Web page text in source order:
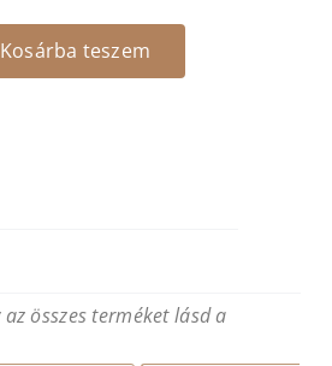
Kosárba teszem
összes terméket lásd a